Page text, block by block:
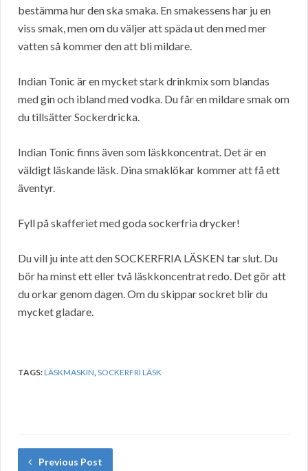
bestämma hur den ska smaka. En smakessens har ju en
viss smak, men om du väljer att späda ut den med mer
vatten så kommer den att bli mildare.
Indian Tonic är en mycket stark drinkmix som blandas
med gin och ibland med vodka. Du får en mildare smak om
du tillsätter Sockerdricka.
Indian Tonic finns även som läskkoncentrat. Det är en
väldigt läskande läsk. Dina smaklökar kommer att få ett
äventyr.
Fyll på skafferiet med goda sockerfria drycker!
Du vill ju inte att den SOCKERFRIA LÄSKEN tar slut. Du
bör ha minst ett eller två läskkoncentrat redo. Det gör att
du orkar genom dagen. Om du skippar sockret blir du
mycket gladare.
TAGS:LÄSKMASKIN,SOCKERFRI LÄSK
Previous Post